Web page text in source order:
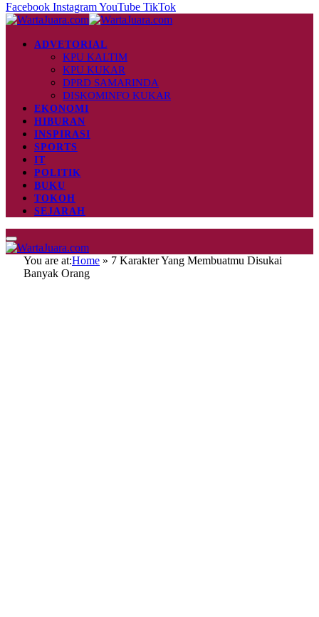
Facebook InstagramYouTube TikTok
ADVETORIAL
KPU KALTIM
KPU KUKAR
DPRD SAMARINDA
DISKOMINFO KUKAR
EKONOMI
HIBURAN
INSPIRASI
SPORTS
IT
POLITIK
BUKU
TOKOH
SEJARAH
You are at:Home » 7 Karakter Yang Membuatmu Disukai
Banyak Orang